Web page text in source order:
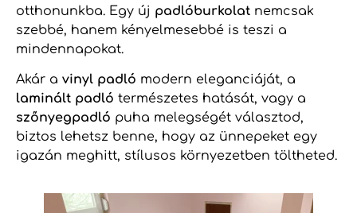
otthonunkba. Egy új padlóburkolat nemcsak
szebbé, hanem kényelmesebbé is teszi a
mindennapokat.
Akár a vinyl padló modern eleganciáját, a
laminált padló természetes hatását, vagy a
szőnyegpadló puha melegségét választod,
biztos lehetsz benne, hogy az ünnepeket egy
igazán meghitt, stílusos környezetben töltheted.